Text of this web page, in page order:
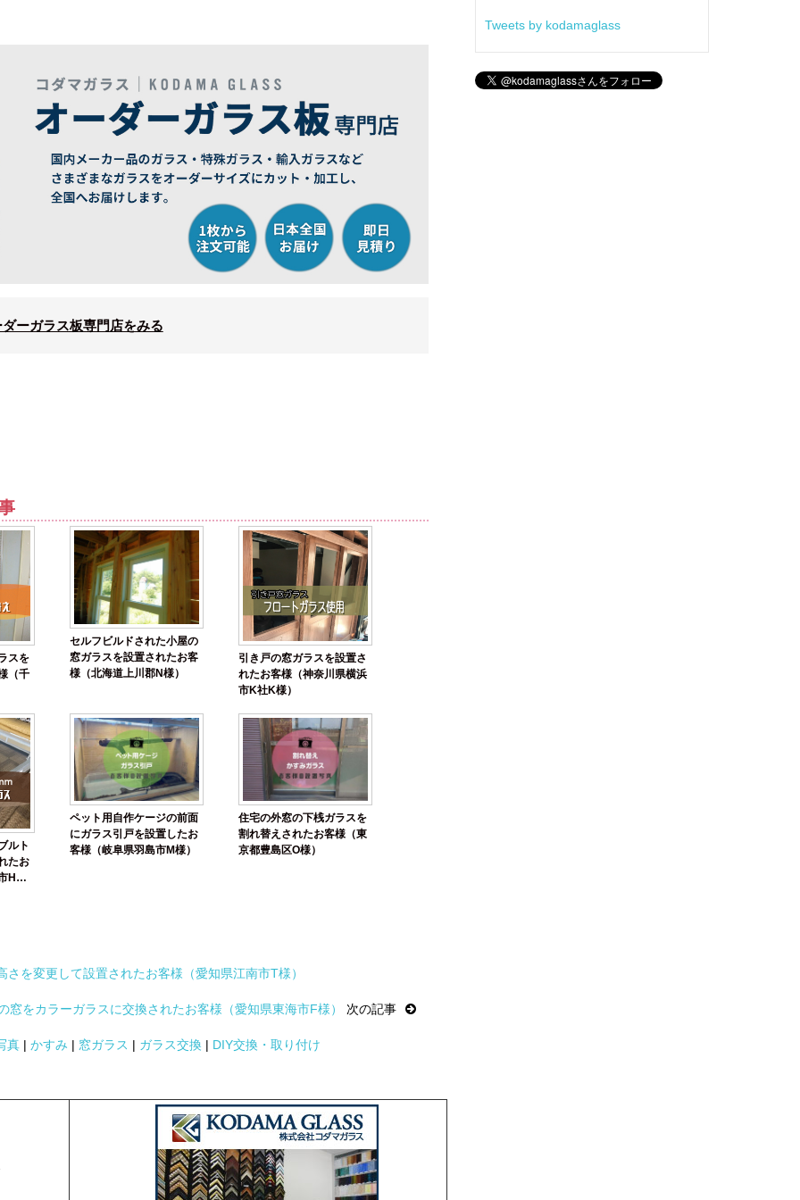
ーガラス板専門店をみる
スを
（千
セルフビルドされた小屋の
窓ガラスを設置されたお客
様（北海道上川郡N様）
引き戸の窓ガラスを設置さ
れたお客様（神奈川県横浜
市K社K様）
ルト
たお
H
ペット用自作ケージの前面
にガラス引戸を設置したお
客様（岐阜県羽島市M様）
住宅の外窓の下桟ガラスを
割れ替えされたお客様（東
京都豊島区O様）
を変更して設置されたお客様（愛知県江南市T様）
窓をカラーガラスに交換されたお客様（愛知県東海市F様） 次の記事
真 |かすみ | 窓ガラス | ガラス交換 | DIY交換・取り付け
Tweets by kodamaglass